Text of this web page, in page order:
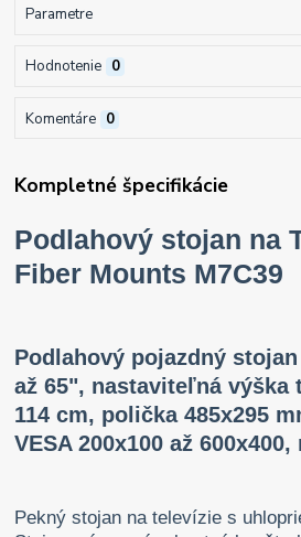
Parametre
Hodnotenie 0
Komentáre 0
Kompletné špecifikácie
Podlahový stojan na
Fiber Mounts M7C39
Podlahový pojazdný
až 65", nastaviteľná výška
114 cm, polička 485x295
VESA 200x100 až
Pekný stojan na televízie s